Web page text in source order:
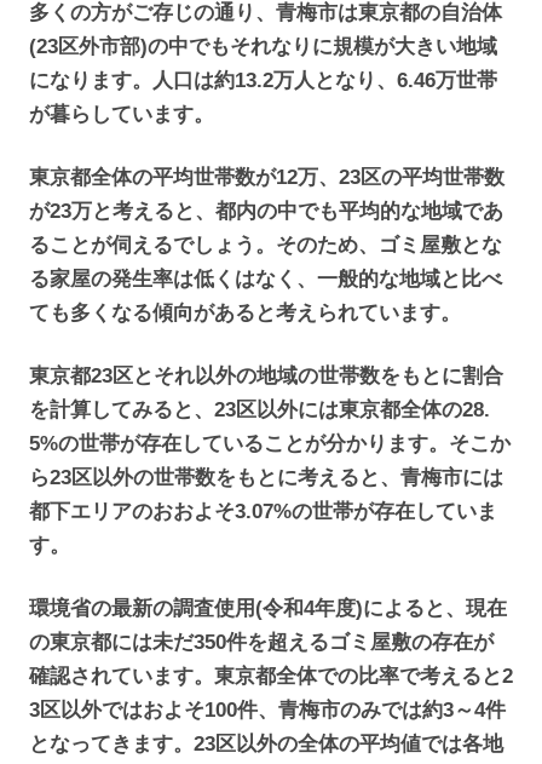
多くの方がご存じの通り、青梅市は東京都の自治体
(23区外市部)の中でもそれなりに規模が大きい地域
になります。人口は約13.2万人となり、6.46万世帯
が暮らしています。
東京都全体の平均世帯数が12万、23区の平均世帯数
が23万と考えると、都内の中でも平均的な地域であ
ることが伺えるでしょう。そのため、ゴミ屋敷とな
る家屋の発生率は低くはなく、一般的な地域と比べ
ても多くなる傾向があると考えられています。
東京都23区とそれ以外の地域の世帯数をもとに割合
を計算してみると、23区以外には東京都全体の28.
5%の世帯が存在していることが分かります。そこか
ら23区以外の世帯数をもとに考えると、青梅市には
都下エリアのおおよそ3.07%の世帯が存在していま
す。
環境省の最新の調査使用(令和4年度)によると、現在
の東京都には未だ350件を超えるゴミ屋敷の存在が
確認されています。東京都全体での比率で考えると2
3区以外ではおよそ100件、青梅市のみでは約3～4件
となってきます。23区以外の全体の平均値では各地